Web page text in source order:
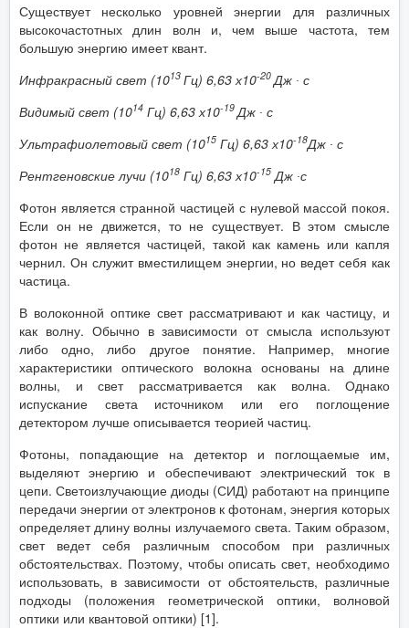
Существует несколько уровней энергии для различных
высокочастотных длин волн и, чем выше частота, тем
большую энергию имеет квант.
Инфракрасный свет (1013 Гц) 6,63 х10-20 Дж ∙ с
Видимый свет (1014 Гц) 6,63 х10-19 Дж ∙ с
Ультрафиолетовый свет (1015 Гц) 6,63 х10-18Дж ∙ с
Рентгеновские лучи (1018 Гц) 6,63 х10-15 Дж ∙с
Фотон является странной частицей с нулевой массой покоя.
Если он не движется, то не существует. В этом смысле
фотон не является частицей, такой как камень или капля
чернил. Он служит вместилищем энергии, но ведет себя как
частица.
В волоконной оптике свет рассматривают и как частицу, и
как волну. Обычно в зависимости от смысла используют
либо одно, либо другое понятие. Например, многие
характеристики оптического волокна основаны на длине
волны, и свет рассматривается как волна. Однако
испускание света источником или его поглощение
детектором лучше описывается теорией частиц.
Фотоны, попадающие на детектор и поглощаемые им,
выделяют энергию и обеспечивают электрический ток в
цепи. Светоизлучающие диоды (СИД) работают на принципе
передачи энергии от электронов к фотонам, энергия которых
определяет длину волны излучаемого света. Таким образом,
свет ведет себя различным способом при различных
обстоятельствах. Поэтому, чтобы описать свет, необходимо
использовать, в зависимости от обстоятельств, различные
подходы (положения геометрической оптики, волновой
оптики или квантовой оптики) [1].